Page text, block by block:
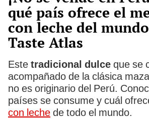
qué país ofrece el
con leche del
Taste Atlas
Este tradicional dulce que se
acompañado de la clásica
no es originario del Perú.
países se consume y cuál
con leche de todo el mundo.